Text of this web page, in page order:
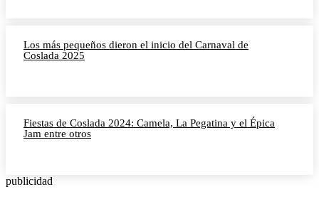
Los más pequeños dieron el inicio del Carnaval de
Coslada 2025
Fiestas de Coslada 2024: Camela, La Pegatina y el Épica
Jam entre otros
publicidad